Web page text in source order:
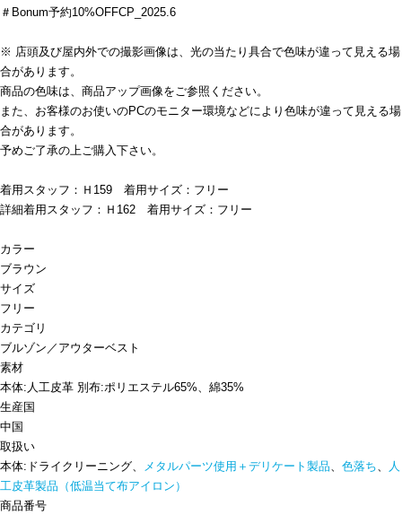
＃Bonum予約10%OFFCP_2025.6
※ 店頭及び屋内外での撮影画像は、光の当たり具合で色味が違って見える場
合があります。
商品の色味は、商品アップ画像をご参照ください。
また、お客様のお使いのPCのモニター環境などにより色味が違って見える場
合があります。
予めご了承の上ご購入下さい。
着用スタッフ：Ｈ159 着用サイズ：フリー
詳細着用スタッフ：Ｈ162 着用サイズ：フリー
カラー
ブラウン
サイズ
フリー
カテゴリ
ブルゾン／アウターベスト
素材
本体:人工皮革 別布:ポリエステル65%、綿35%
生産国
中国
取扱い
本体:ドライクリーニング、
メタルパーツ使用＋デリケート製品、 色落ち、
人
工皮革製品（低温当て布アイロン）
商品番号